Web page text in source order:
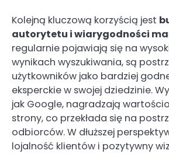
Kolejną kluczową korzyścią jest
autorytetu i wiarygodności
regularnie pojawiają się na
wynikach wyszukiwania, są
użytkowników jako bardziej
eksperckie w swojej dziedzinie.
jak Google, nagradzają
strony, co przekłada się na
odbiorców. W dłuższej
lojalność klientów i pozytywny